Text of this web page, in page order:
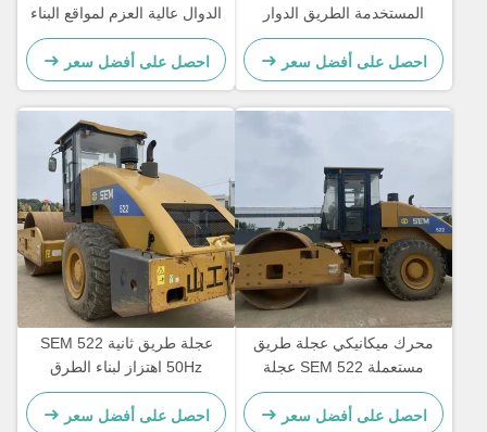
المستخدمة الطريق الدوار
الاهتزاز SEM 522 مع الطبول
الفولاذية الثقيلة
احصل على أفضل سعر
الدوال عالية العزم لمواقع البناء
احصل على أفضل سعر
محرك ميكانيكي عجلة طريق
مستعملة SEM 522 عجلة
طريق مُكثفة يدوية
احصل على أفضل سعر
عجلة طريق ثانية SEM 522
50Hz اهتزاز لبناء الطرق
احصل على أفضل سعر